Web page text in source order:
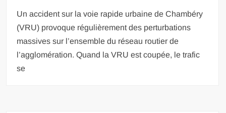
Un accident sur la voie rapide urbaine de Chambéry
(VRU) provoque régulièrement des perturbations
massives sur l’ensemble du réseau routier de
l’agglomération. Quand la VRU est coupée, le trafic
se